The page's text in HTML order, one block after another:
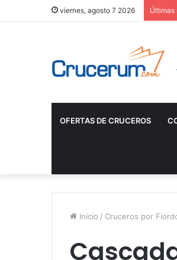
viernes, agosto 7 2026 Últimas
OFERTAS DE CRUCEROS
Inicio / Cruceros por